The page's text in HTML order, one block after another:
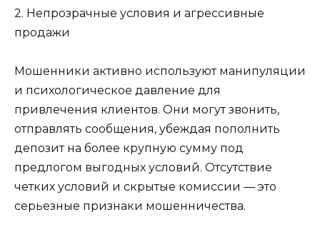
2. Непрозрачные условия и агрессивные
продажи
Мошенники активно используют манипуляции
и психологическое давление для
привлечения клиентов. Они могут звонить,
отправлять сообщения, убеждая пополнить
депозит на более крупную сумму под
предлогом выгодных условий. Отсутствие
четких условий и скрытые комиссии — это
серьезные признаки мошенничества.